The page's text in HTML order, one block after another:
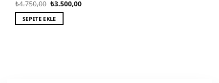
₺4.750,00 Orijinal
₺4.750,00.
₺3.500,00Şu
SEPETE EKLE